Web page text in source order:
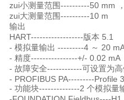
zui小测量范围----------50 mm
zui大测量范围----------10 m
输出
HART------------------版本 5.1
- 模拟量输出 ---------4 ～ 20
- 精度----------------+/- 0.02 mA
- 故障安全------------可设置为
- PROFIBUS PA---------Profile
- 功能块--------------2 个模拟量